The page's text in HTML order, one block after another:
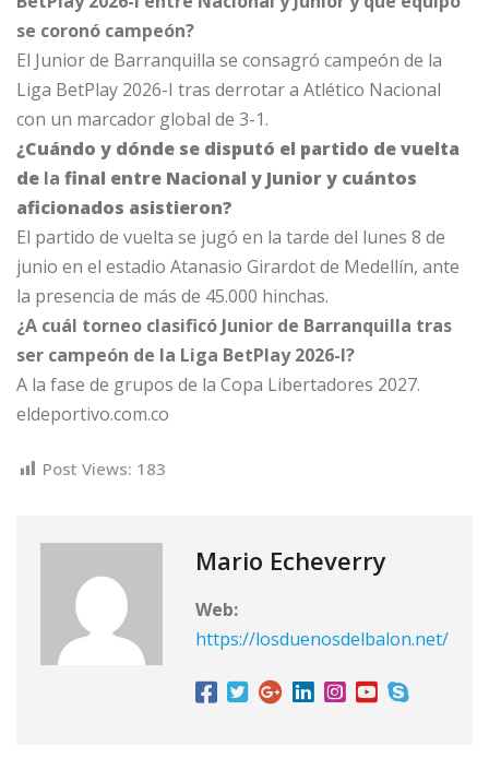
se coronó campeón?
El Junior de Barranquilla se consagró campeón de la
Liga BetPlay 2026-I tras derrotar a Atlético Nacional
con un marcador global de 3-1.
¿Cuándo y dónde se disputó el partido de vuelta
de la final entre Nacional y Junior y cuántos
aficionados asistieron?
El partido de vuelta se jugó en la tarde del lunes 8 de
junio en el estadio Atanasio Girardot de Medellín, ante
la presencia de más de 45.000 hinchas.
¿A cuál torneo clasificó Junior de Barranquilla tras
ser campeón de la Liga BetPlay 2026-I?
A la fase de grupos de la Copa Libertadores 2027.
eldeportivo.com.co
Post Views: 183
Mario Echeverry
Web:
https://losduenosdelbalon.net/